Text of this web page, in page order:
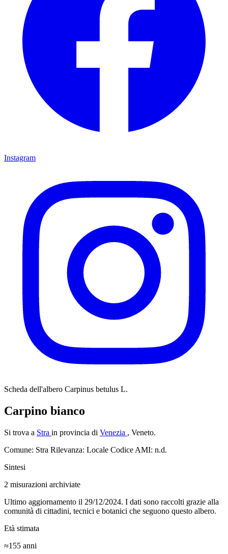
Instagram
Scheda dell'albero Carpinus betulus L.
Carpino bianco
Si trova a Stra in provincia di Venezia , Veneto.
Comune: Stra Rilevanza: Locale Codice AMI: n.d.
Sintesi
2 misurazioni archiviate
Ultimo aggiornamento il 29/12/2024. I dati sono raccolti grazie alla
comunità di cittadini, tecnici e botanici che seguono questo albero.
Età stimata
≈155 anni